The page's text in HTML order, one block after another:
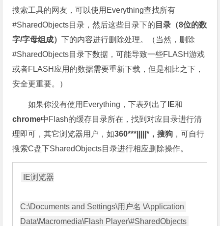
搜索工具的网友，可以使用Everything查找所有
#SharedObjects目录，然后这些目录下的 目录（8位的数
字/字母组成）下的内容进行删除处理。（当然，删除
#SharedObjects目录下数据，可能导致一些FLASH游戏
或者FLASH应用的数据需要重新下载，但是相比之下，
安全更重要。）
如果你没有使用Everything，下表列出了 IE和
chrome中Flash的缓存目录所在，找到对应目录进行清
理即可，其它浏览器用户，如360***|||||*，搜狗 ，可自行
搜索C盘下SharedObjects目录进行相应删除操作。
IE浏览器
C:\Documents and Settings\用户名 \Application
Data\Macromedia\Flash Player\#SharedObjects